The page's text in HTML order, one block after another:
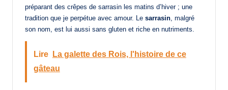
préparant des crêpes de sarrasin les matins d’hiver ; une
tradition que je perpétue avec amour. Le sarrasin , malgré
son nom, est lui aussi sans gluten et riche en nutriments.
Lire
La galette des Rois, l'histoire de ce
gâteau